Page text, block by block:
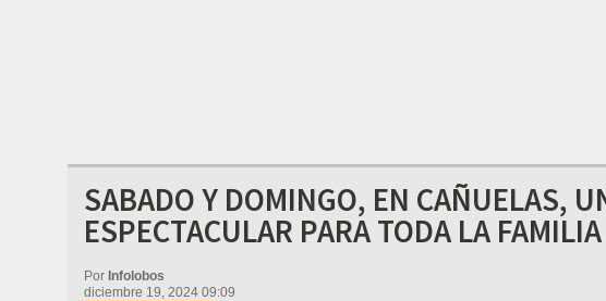
SABADO Y DOMINGO, EN CAÑUELAS,
ESPECTACULAR PARA TODA LA FAMILIA
Por Infolobos
diciembre 19, 2024 09:09